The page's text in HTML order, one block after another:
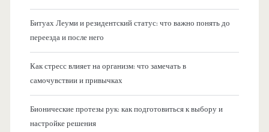
Битуах Леуми и резидентский статус: что важно понять до
переезда и после него
Как стресс влияет на организм: что замечать в
самочувствии и привычках
Бионические протезы рук: как подготовиться к выбору и
настройке решения